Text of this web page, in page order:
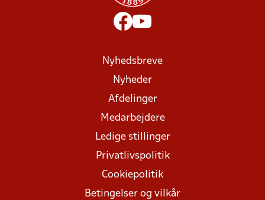
Nyhedsbreve
Nyheder
Afdelinger
Medarbejdere
Ledige stillinger
Privatlivspolitik
Cookiepolitik
Betingelser og vilkår